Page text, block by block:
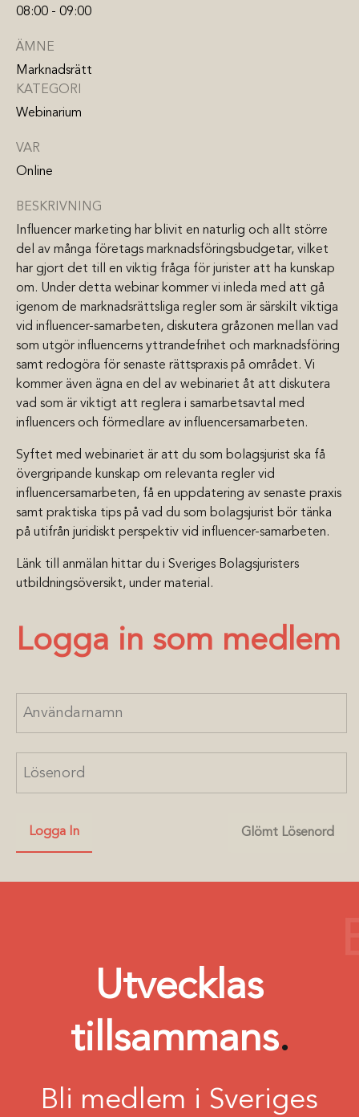
08:00 - 09:00
ÄMNE
Marknadsrätt
KATEGORI
Webinarium
VAR
Online
BESKRIVNING
Influencer marketing har blivit en naturlig och allt större
del av många företags marknadsföringsbudgetar, vilket
har gjort det till en viktig fråga för jurister att ha kunskap
om. Under detta webinar kommer vi inleda med att gå
igenom de marknadsrättsliga regler som är särskilt viktiga
vid influencer-samarbeten, diskutera gråzonen mellan vad
som utgör influencerns yttrandefrihet och marknadsföring
samt redogöra för senaste rättspraxis på området. Vi
kommer även ägna en del av webinariet åt att diskutera
vad som är viktigt att reglera i samarbetsavtal med
influencers och förmedlare av influencersamarbeten.
Syftet med webinariet är att du som bolagsjurist ska få
övergripande kunskap om relevanta regler vid
influencersamarbeten, få en uppdatering av senaste praxis
samt praktiska tips på vad du som bolagsjurist bör tänka
på utifrån juridiskt perspektiv vid influencer-samarbeten.
Länk till anmälan hittar du i Sveriges Bolagsjuristers
utbildningsöversikt, under material.
Logga in som medlem
Utvecklas
tillsammans.
Bli medlem i Sveriges